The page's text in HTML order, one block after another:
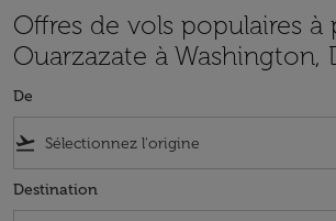
Offres de vols populaires à
Ouarzazate à Washington,
De
flight_takeoff
Destination